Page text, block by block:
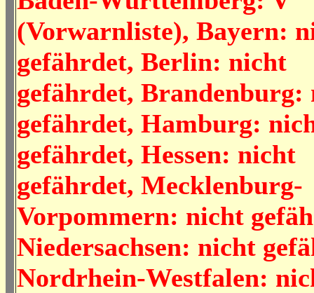
(Vorwarnliste), Bayern:
gefährdet, Berlin: nicht
gefährdet, Brandenburg:
gefährdet, Hamburg:
gefährdet, Hessen: nicht
gefährdet, Mecklenburg-
Vorpommern: nicht
Niedersachsen: nicht
Nordrhein-Westfalen: